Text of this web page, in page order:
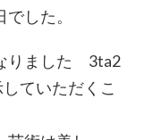
した。
りました 3ta2
ていただくこ